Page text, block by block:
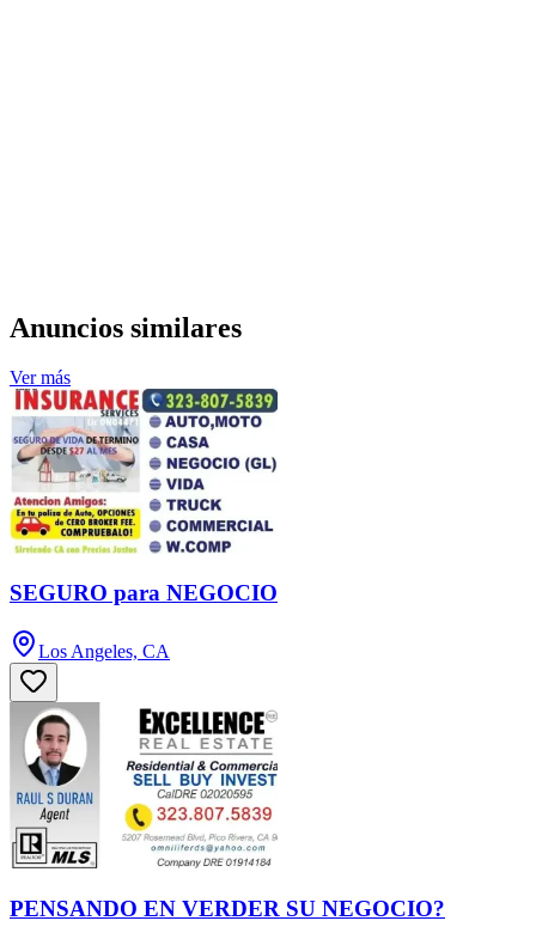
Anuncios similares
Ver más
SEGURO para NEGOCIO
Los Angeles, CA
PENSANDO EN VERDER SU NEGOCIO?